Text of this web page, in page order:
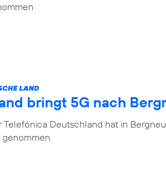
LAND
bringt 5G nach
Telefónica Deutschland hat in